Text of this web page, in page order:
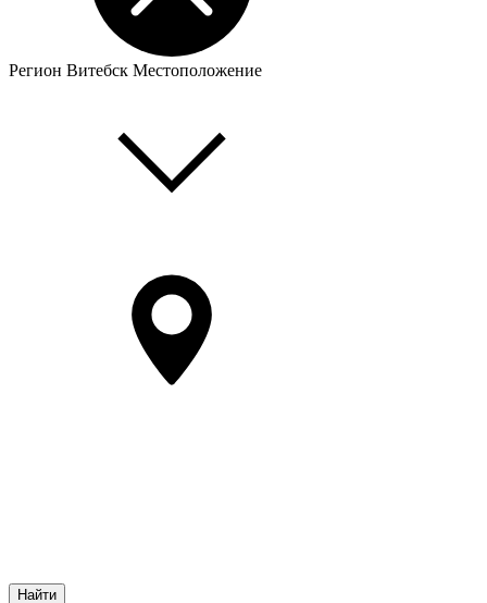
Регион Витебск Местоположение